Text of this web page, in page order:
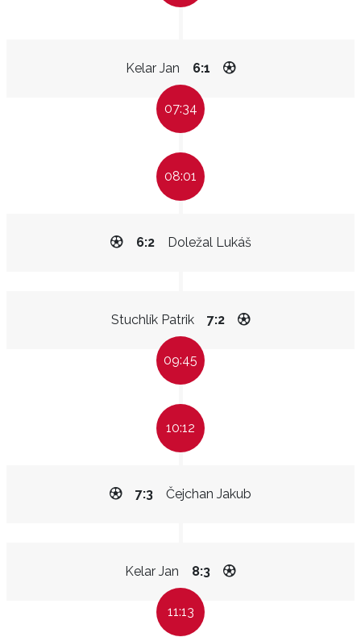
Kelar Jan 6:1
07:34
08:01
Doležal Lukáš
6:2
Stuchlík Patrik 7:2
09:45
10:12
Čejchan Jakub
7:3
Kelar Jan 8:3
11:13